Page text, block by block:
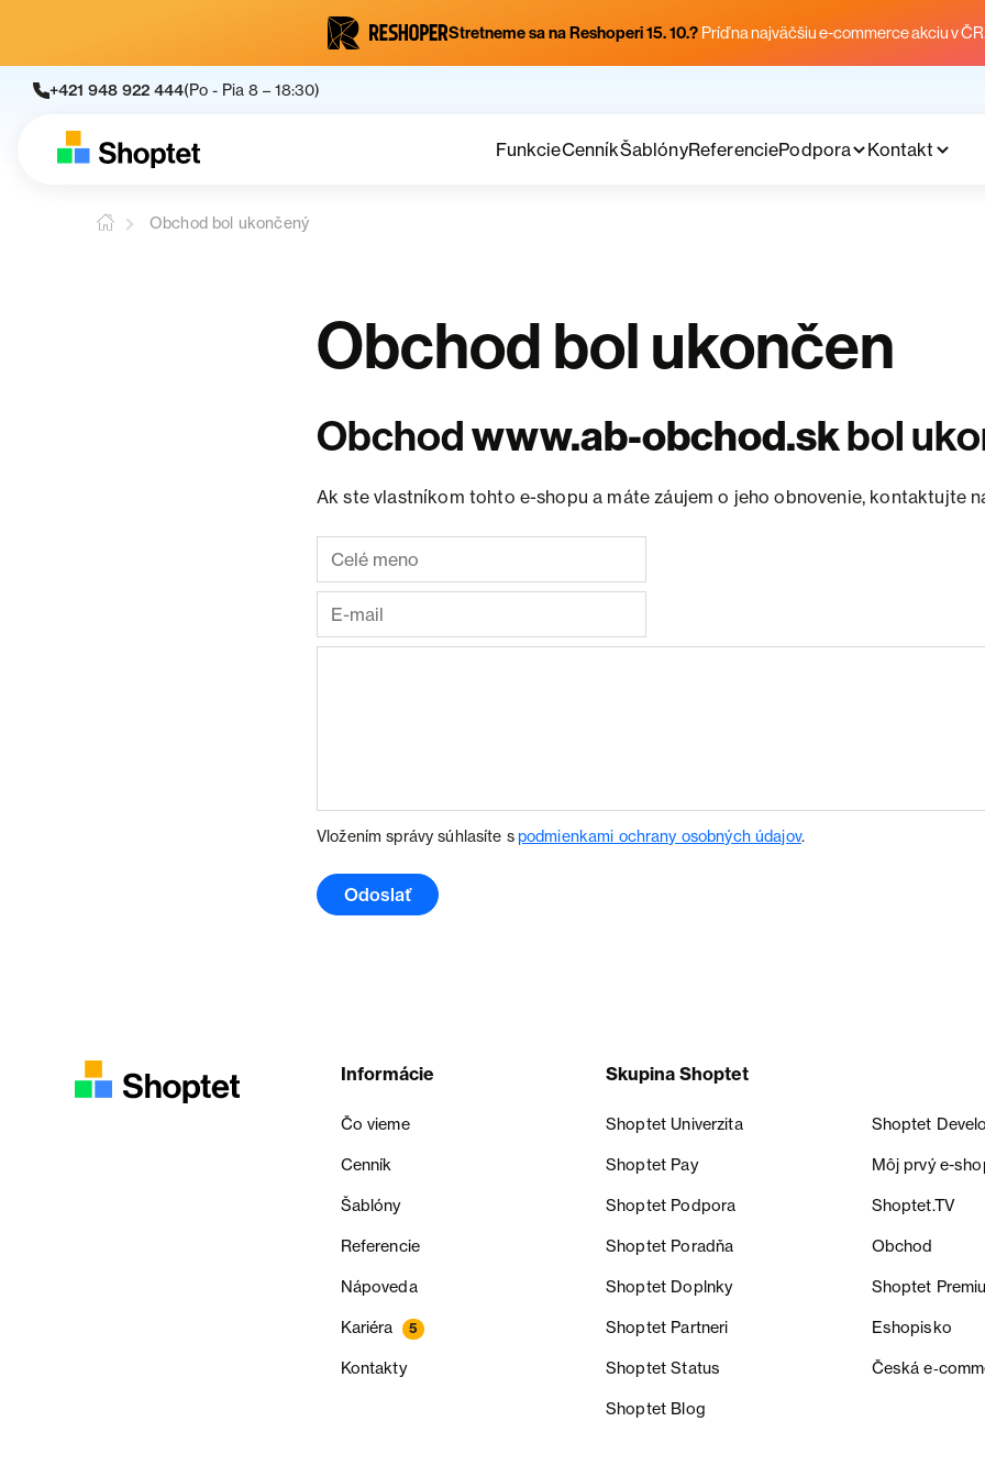
Stretneme sa na Reshoperi 15. 10.? Príď na najväčšiu e-commerce akciu v
+421 948 922 444(Po - Pia 8 – 18:30)
FunkcieCenníkŠablónyReferenciePodpora Kontakt
Obchod bol ukončený
Obchod bol ukončen
Obchodwww.ab-obchod.skbol
Ak ste vlastníkom tohto e-shopu a máte záujem o jeho obnovenie, kontaktujte
Vložením správy súhlasíte spodmienkami ochrany osobných údajov.
Odoslať
Informácie
Čo vieme
Cenník
Šablóny
Referencie
Nápoveda
Kariéra 5
Kontakty
Skupina Shoptet
Shoptet Univerzita Shoptet
Shoptet Pay Môj prvý e-
Shoptet Podpora Shoptet.TV
Shoptet Poradňa Obchod
Shoptet Doplnky Shoptet
Shoptet Partneri Eshopisko
Shoptet Status Česká
Shoptet Blog